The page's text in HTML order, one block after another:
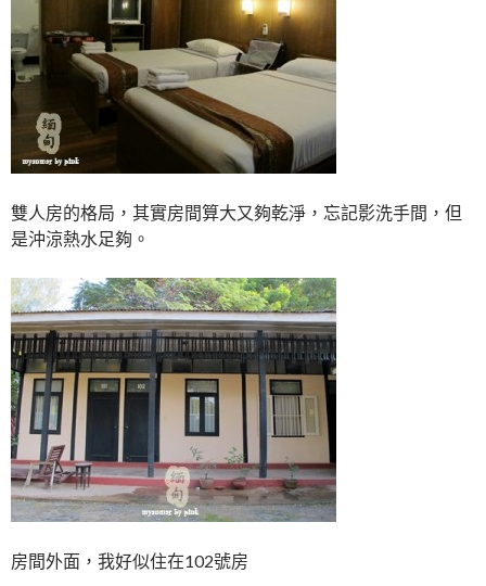
雙人房的格局，其實房間算大又夠乾淨，忘記影洗手間，但
是沖涼熱水足夠。
房間外面，我好似住在102號房